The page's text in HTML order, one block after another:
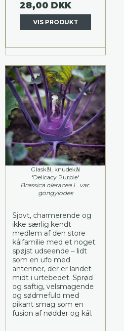
28,00 DKK
VIS PRODUKT
Glaskål, knudekål
'Delicacy Purple'
Brassica oleracea L. var.
gongylodes
Sjovt, charmerende og
ikke særlig kendt
medlem af den store
kålfamilie med et noget
spøjst udseende – lidt
som en ufo med
antenner, der er landet
midt i urtebedet. Sprød
og saftig, velsmagende
og sødmefuld med
pikant smag som en
fusion af nødder og kål.